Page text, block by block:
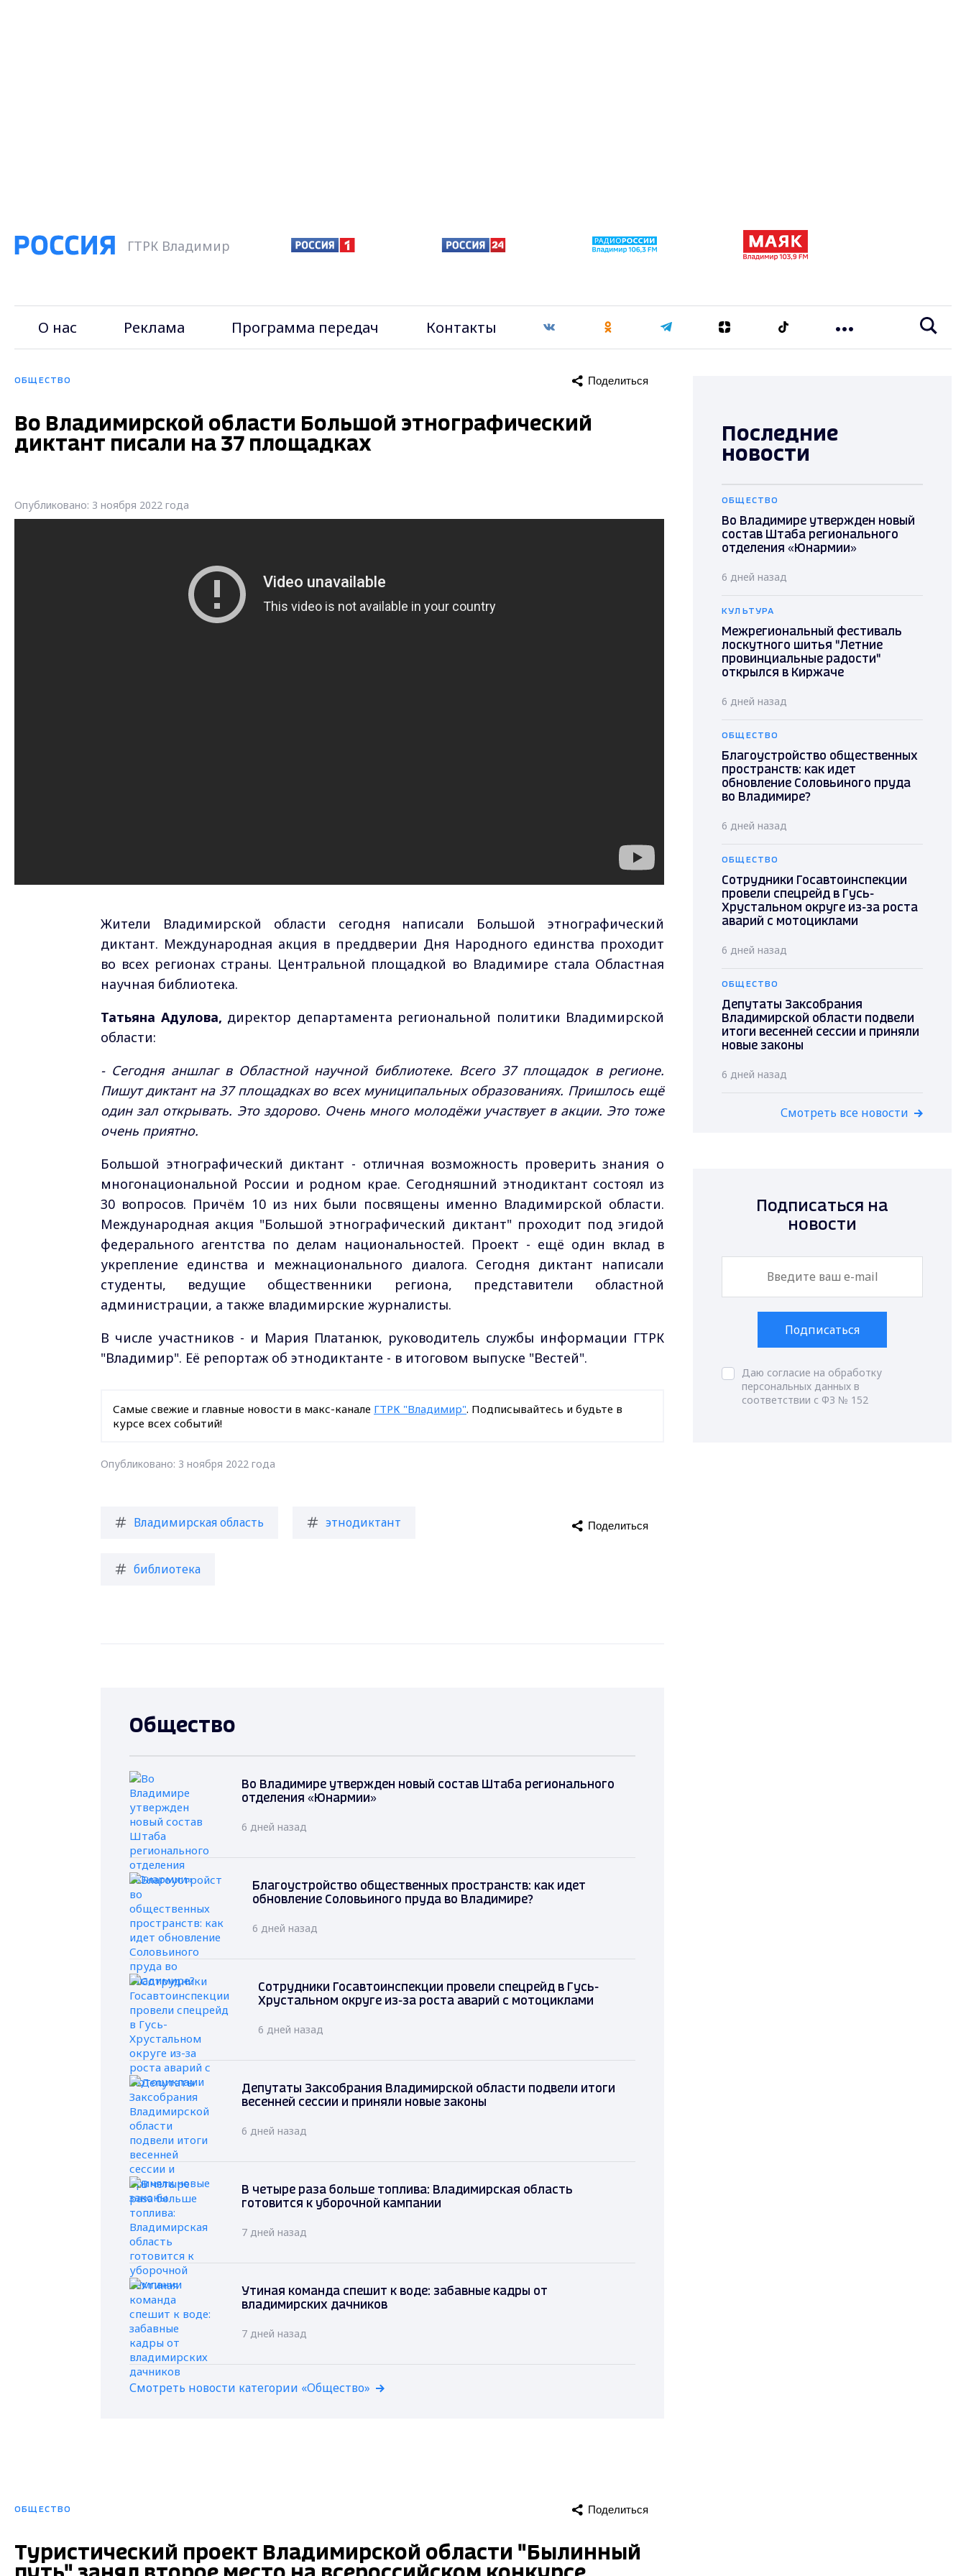
ГТРК Владимир
О нас Реклама Программа передач Контакты
ОБЩЕСТВО Поделиться
Во Владимирской области Большой этнографический
диктант писали на 37 площадках
Опубликовано: 3 ноября 2022 года
Жители Владимирской области сегодня написали Большой этнографический
диктант. Международная акция в преддверии Дня Народного единства проходит
во всех регионах страны. Центральной площадкой во Владимире стала Областная
научная библиотека.
Татьяна Адулова, директор департамента региональной политики Владимирской
области:
- Сегодня аншлаг в Областной научной библиотеке. Всего 37 площадок в регионе.
Пишут диктант на 37 площадках во всех муниципальных образованиях. Пришлось ещё
один зал открывать. Это здорово. Очень много молодёжи участвует в акции. Это тоже
очень приятно.
Большой этнографический диктант - отличная возможность проверить знания о
многонациональной России и родном крае. Сегодняшний этнодиктант состоял из
30 вопросов. Причём 10 из них были посвящены именно Владимирской области.
Международная акция "Большой этнографический диктант" проходит под эгидой
федерального агентства по делам национальностей. Проект - ещё один вклад в
укрепление единства и межнационального диалога. Сегодня диктант написали
студенты, ведущие общественники региона, представители областной
администрации, а также владимирские журналисты.
В числе участников - и Мария Платанюк, руководитель службы информации ГТРК
"Владимир". Её репортаж об этнодиктанте - в итоговом выпуске "Вестей".
Самые свежие и главные новости в макс-канале ГТРК "Владимир". Подписывайтесь и будьте в
курсе всех событий!
Опубликовано: 3 ноября 2022 года
Владимирская область этнодиктант
библиотека
Поделиться
Общество
Во Владимире утвержден новый состав Штаба регионального
отделения «Юнармии»
6 дней назад
Благоустройство общественных пространств: как идет
обновление Соловьиного пруда во Владимире?
6 дней назад
Сотрудники Госавтоинспекции провели спецрейд в Гусь-
Хрустальном округе из-за роста аварий с мотоциклами
6 дней назад
Депутаты Заксобрания Владимирской области подвели итоги
весенней сессии и приняли новые законы
6 дней назад
В четыре раза больше топлива: Владимирская область
готовится к уборочной кампании
7 дней назад
Утиная команда спешит к воде: забавные кадры от
владимирских дачников
7 дней назад
Смотреть новости категории «Общество»
ОБЩЕСТВО Поделиться
Туристический проект Владимирской области "Былинный
Последние
новости
ОБЩЕСТВО
Во Владимире утвержден новый
состав Штаба регионального
отделения «Юнармии»
6 дней назад
КУЛЬТУРА
Межрегиональный фестиваль
лоскутного шитья "Летние
провинциальные радости"
открылся в Киржаче
6 дней назад
ОБЩЕСТВО
Благоустройство общественных
пространств: как идет
обновление Соловьиного пруда
во Владимире?
6 дней назад
ОБЩЕСТВО
Сотрудники Госавтоинспекции
провели спецрейд в Гусь-
Хрустальном округе из-за роста
аварий с мотоциклами
6 дней назад
ОБЩЕСТВО
Депутаты Заксобрания
Владимирской области подвели
итоги весенней сессии и приняли
новые законы
6 дней назад
Смотреть все новости
Подписаться на
новости
Подписаться
Даю согласие на обработку
персональных данных в
соответствии с ФЗ № 152